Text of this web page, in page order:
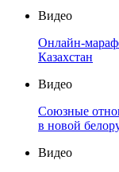
Видео
Онлайн-
Казахстан
Видео
Союзные
в новой
Видео